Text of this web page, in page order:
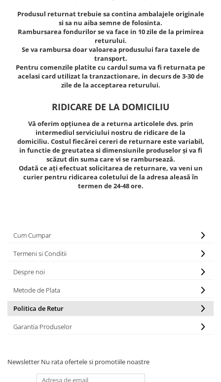
Sfoara si franghii
Suruburi, dibluri si accesorii
Mufe si conectori irigare
Panouri si elemente gard
Sere si solarii
Termometre Meteo
Umbrele si pavilioane gradina
Pentru toaleta si wc
Pentru toate suprafetele
Solutii pentru suprafetele din lemn
Solutii specializate
Solutii profesionale pentru
bucatarie
Solutii professionale pentru
Produsul returnat trebuie sa contina ambalajele originale
si sa nu aiba semne de folosinta.
Rambursarea fondurilor se va face in 10 zile de la primirea
returului.
Se va rambursa doar valoarea produsului fara taxele de
transport.
Pentru comenzile platite cu cardul suma va fi returnata pe
acelasi card utilizat la tranzactionare, in decurs de 3-30 de
zile de la acceptarea returului.
RIDICARE DE LA DOMICILIU
Vă oferim opțiunea de a returna articolele dvs. prin
intermediul serviciului nostru de ridicare de la
domiciliu. Costul fiecărei cereri de returnare este variabil,
in functie de greutatea si dimensiunile produselor și va fi
scăzut din suma care vi se rambursează.
Odată ce ați efectuat solicitarea de returnare, va veni un
curier pentru ridicarea coletului de la adresa aleasă în
termen de 24-48 ore.
Cum Cumpar
Termeni si Conditii
Despre noi
Metode de Plata
Politica de Retur
Garantia Produselor
Newsletter Nu rata ofertele si promotiile noastre